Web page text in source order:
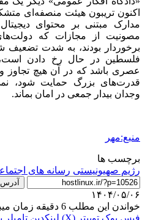
اکنون تریبون هیئت منصفه‌ای
مدارک مبتنی بر محتوای
مصونیت از مجازات که
برخوردار بودند، به شدت
فلسطین در حال رخ دادن
عصری باشد که در آن هیچ تجاوز
قدرت‌های بزرگ حمایت شود،
وجدان بیدار جمعی در امان بماند.
منبع:مهر
برچسب ها
رژیم صهیونیستی رسانه های
۱۴۰۴/۰۵/۰۶
خواندن این مطلب 6 دقیقه زمان میبرد
فیس بوک توییتر (X) لینکدین ‫تامبلر